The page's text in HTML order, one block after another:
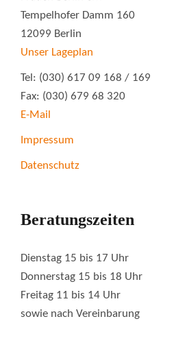
Tempelhofer Damm 160
12099 Berlin
Unser Lageplan
Tel: (030) 617 09 168 / 169
Fax: (030) 679 68 320
E-Mail
Impressum
Datenschutz
Beratungszeiten
Dienstag 15 bis 17 Uhr
Donnerstag 15 bis 18 Uhr
Freitag 11 bis 14 Uhr
sowie nach Vereinbarung